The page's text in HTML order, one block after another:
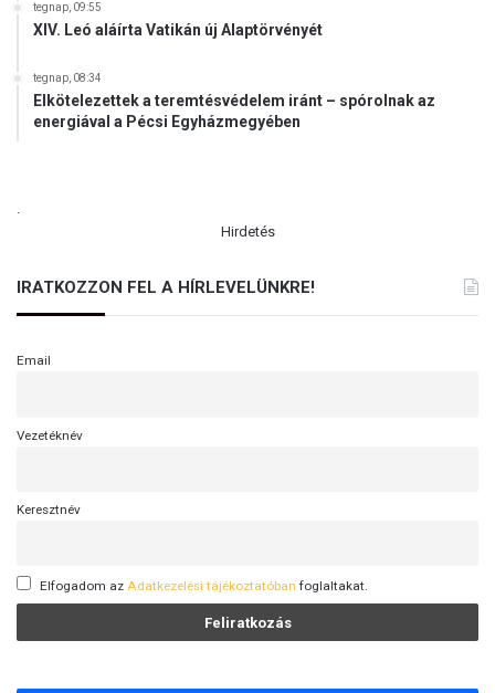
tegnap, 09:55
XIV. Leó aláírta Vatikán új Alaptörvényét
tegnap, 08:34
Elkötelezettek a teremtésvédelem iránt – spórolnak az
energiával a Pécsi Egyházmegyében
.
Hirdetés
IRATKOZZON FEL A HÍRLEVELÜNKRE!
Email
Vezetéknév
Keresztnév
Elfogadom az Adatkezelési tájékoztatóban foglaltakat.